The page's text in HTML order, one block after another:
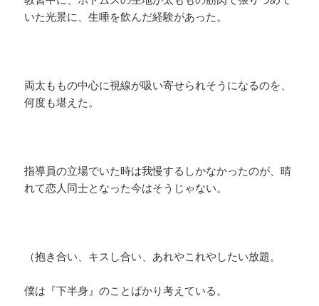
いた光景に、生唾を飲んだ経験があった。
両太ももの中心に視線が吸い寄せられそうになるのを、
何度も堪えた。
指導員の立場でいた時は我慢するしかなかったのが、晴
れて恋人同士となった今はそうじゃない。
（抱き合い、キスし合い、あれやこれやしたい放題。
僕は『下半身』のことばかり考えている。